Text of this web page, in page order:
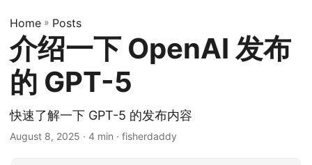
Home » Posts
介绍一下 OpenAI 发布
的 GPT-5
快速了解一下 GPT-5 的发布内容
August 8, 2025 · 4 min · fisherdaddy